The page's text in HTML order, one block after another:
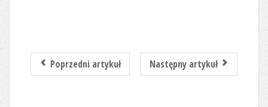
Poprzedni artykuł Następny artykuł